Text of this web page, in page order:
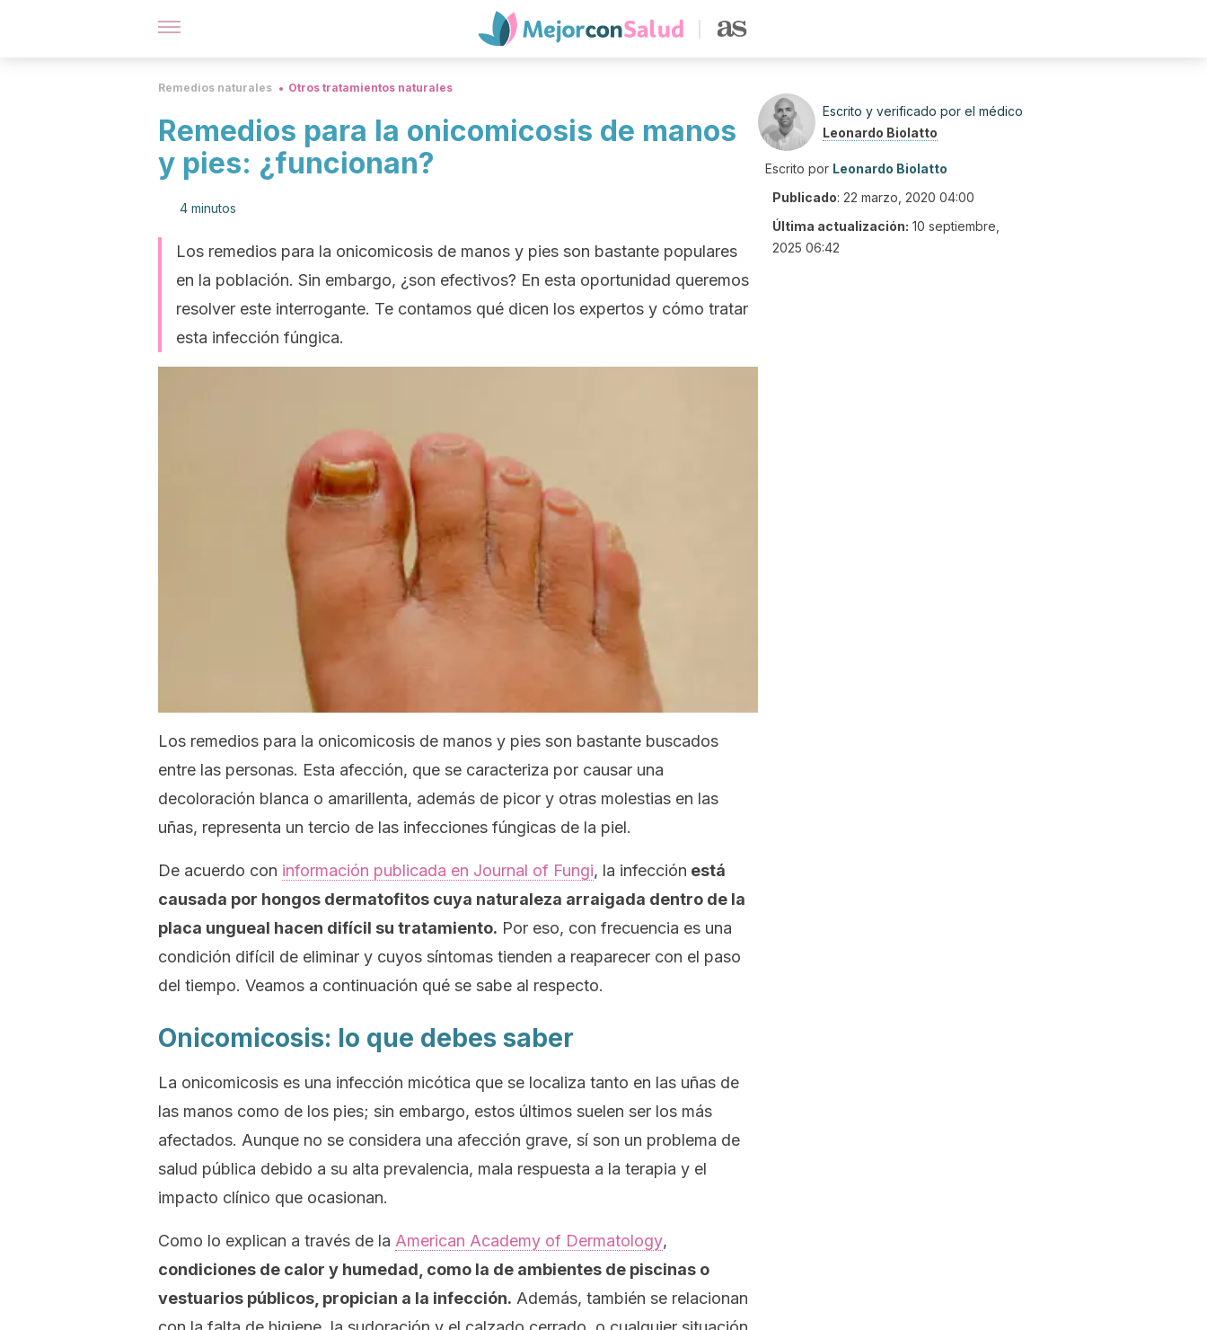
Remedios naturales Otros tratamientos naturales
Remedios para la onicomicosis de manos
y pies: ¿funcionan?
4 minutos
Los remedios para la onicomicosis de manos y pies son bastante populares
en la población. Sin embargo, ¿son efectivos? En esta oportunidad queremos
resolver este interrogante. Te contamos qué dicen los expertos y cómo tratar
esta infección fúngica.
Los remedios para la onicomicosis de manos y pies son bastante buscados
entre las personas. Esta afección, que se caracteriza por causar una
decoloración blanca o amarillenta, además de picor y otras molestias en las
uñas, representa un tercio de las infecciones fúngicas de la piel.
De acuerdo con información publicada en Journal of Fungi, la infección está
causada por hongos dermatofitos cuya naturaleza arraigada dentro de la
placa ungueal hacen difícil su tratamiento. Por eso, con frecuencia es una
condición difícil de eliminar y cuyos síntomas tienden a reaparecer con el paso
del tiempo. Veamos a continuación qué se sabe al respecto.
Onicomicosis: lo que debes saber
La onicomicosis es una infección micótica que se localiza tanto en las uñas de
las manos como de los pies; sin embargo, estos últimos suelen ser los más
afectados. Aunque no se considera una afección grave, sí son un problema de
salud pública debido a su alta prevalencia, mala respuesta a la terapia y el
impacto clínico que ocasionan.
Como lo explican a través de la American Academy of Dermatology,
condiciones de calor y humedad, como la de ambientes de piscinas o
vestuarios públicos, propician a la infección. Además, también se relacionan
Escrito y verificado por el médico
Leonardo Biolatto
Escrito por Leonardo Biolatto
Publicado: 22 marzo, 2020 04:00
Última actualización: 10 septiembre,
2025 06:42